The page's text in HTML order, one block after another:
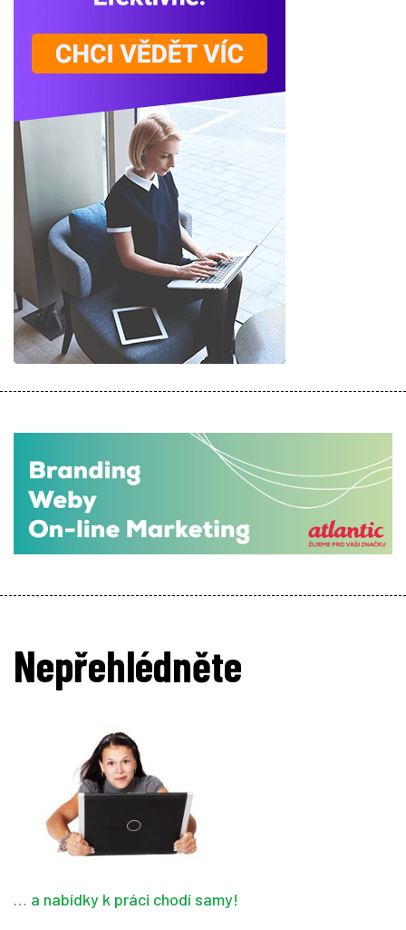
Nepřehlédněte
… a nabídky k práci chodí samy!